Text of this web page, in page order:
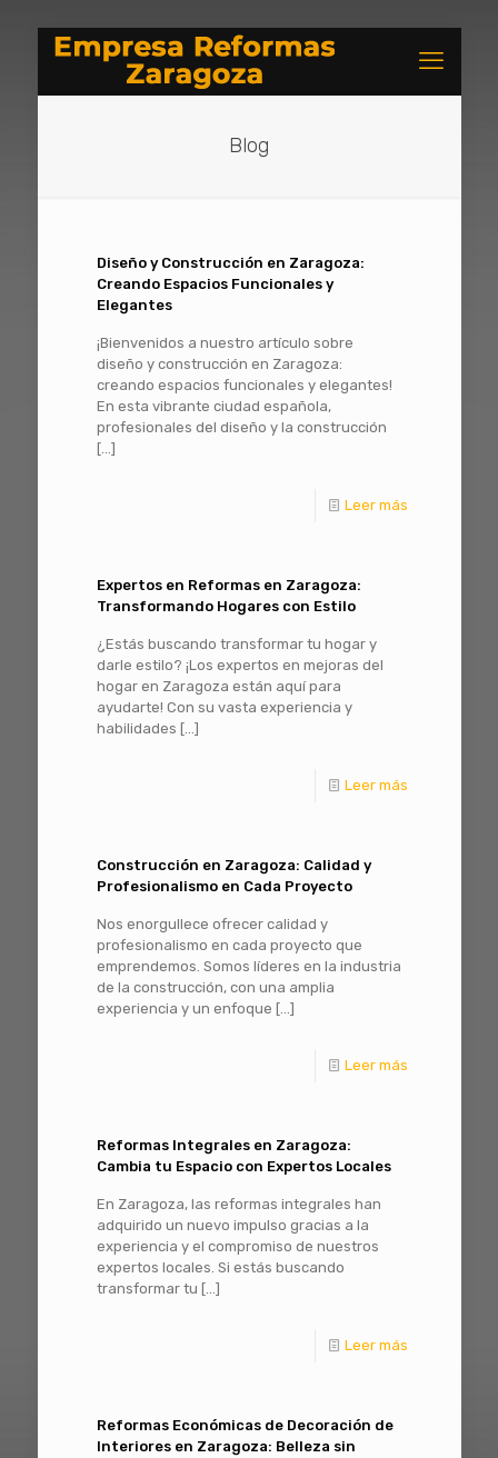
Blog
Diseño y Construcción en Zaragoza:
Creando Espacios Funcionales y
Elegantes
¡Bienvenidos a nuestro artículo sobre
diseño y construcción en Zaragoza:
creando espacios funcionales y elegantes!
En esta vibrante ciudad española,
profesionales del diseño y la construcción
[…]
Leer más
Expertos en Reformas en Zaragoza:
Transformando Hogares con Estilo
¿Estás buscando transformar tu hogar y
darle estilo? ¡Los expertos en mejoras del
hogar en Zaragoza están aquí para
ayudarte! Con su vasta experiencia y
habilidades […]
Leer más
Construcción en Zaragoza: Calidad y
Profesionalismo en Cada Proyecto
Nos enorgullece ofrecer calidad y
profesionalismo en cada proyecto que
emprendemos. Somos líderes en la industria
de la construcción, con una amplia
experiencia y un enfoque […]
Leer más
Reformas Integrales en Zaragoza:
Cambia tu Espacio con Expertos Locales
En Zaragoza, las reformas integrales han
adquirido un nuevo impulso gracias a la
experiencia y el compromiso de nuestros
expertos locales. Si estás buscando
transformar tu […]
Leer más
Reformas Económicas de Decoración de
Interiores en Zaragoza: Belleza sin